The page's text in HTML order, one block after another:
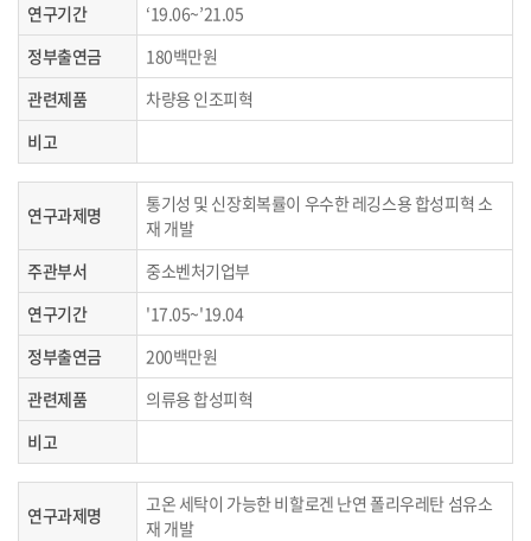
연구기간
‘19.06~’21.05
정부출연금
180백만원
관련제품
차량용 인조피혁
비고
연구과제명
통기성 및 신장회복률이 우수한 레깅스용 합성피혁 소
재 개발
주관부서
중소벤처기업부
연구기간
'17.05~'19.04
정부출연금
200백만원
관련제품
의류용 합성피혁
비고
연구과제명
고온 세탁이 가능한 비할로겐 난연 폴리우레탄 섬유소
재 개발